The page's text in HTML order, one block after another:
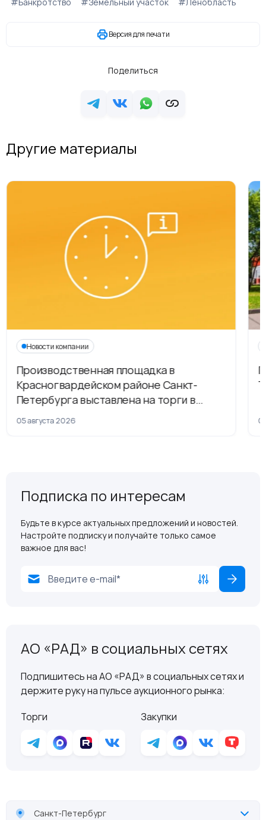
Версия для печати
Поделиться
Другие материалы
Новости компании
Производственная площадка в
Красногвардейском районе Санкт-
Петербурга выставлена на торги в
рамках приватизации
05 августа 2026
Подписка по интересам
Будьте в курсе актуальных предложений и новостей.
Настройте подписку и получайте только самое
важное для вас!
АО «РАД» в социальных сетях
Подпишитесь на АО «РАД» в социальных сетях и
держите руку на пульсе аукционного рынка:
Торги
Закупки
Санкт-Петербург